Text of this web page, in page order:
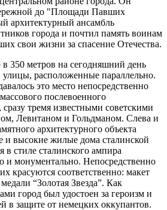
до "Площади Павших
архитектурный ансамбль
города и почтил память воинам
свои жизни за спасение Отечества.
350 метров на сегодняшний день
улицы, расположенные параллельно.
это место непосредственно
послевоенного
сразу тремя известными советскими
Левитаном и Гольдманом. Слева и
архитектурного объекта
и высокие жилые дома сталинской
стиле сталинского ампира
и монументально. Непосредственно
красуются соответственно: макет
“Золотая Звезда”. Как
город был удостоен за героизм и
в защите от немецких оккупантов.